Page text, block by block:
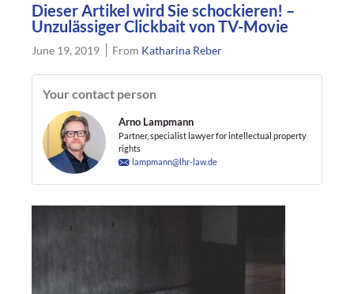
Dieser Artikel wird Sie schockieren! –
Unzulässiger Clickbait von TV-Movie
June 19, 2019 From Katharina Reber
Your contact person
Arno Lampmann
Partner, specialist lawyer for intellectual property
rights
lampmann@lhr-law.de